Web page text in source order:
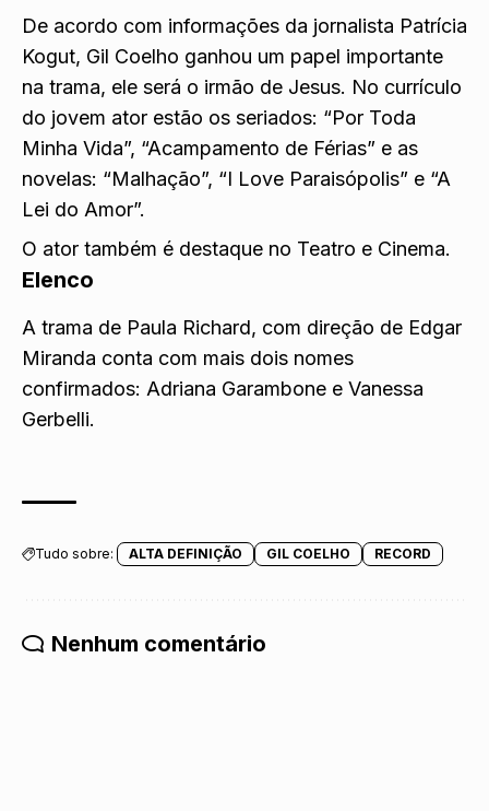
De acordo com informações da jornalista Patrícia
Kogut, Gil Coelho ganhou um papel importante
na trama, ele será o irmão de Jesus. No currículo
do jovem ator estão os seriados: “Por Toda
Minha Vida”, “Acampamento de Férias” e as
novelas: “Malhação”, “I Love Paraisópolis” e “A
Lei do Amor”.
O ator também é destaque no Teatro e Cinema.
Elenco
A trama de Paula Richard, com direção de Edgar
Miranda conta com mais dois nomes
confirmados: Adriana Garambone e Vanessa
Gerbelli.
Tudo sobre: ALTA DEFINIÇÃO GIL COELHO RECORD
Nenhum comentário